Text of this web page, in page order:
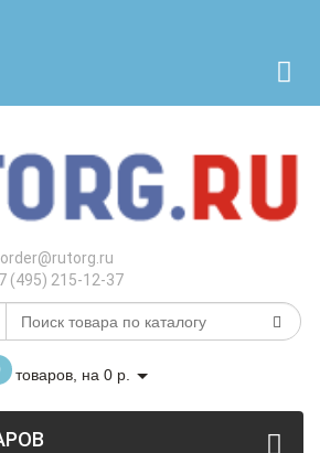
order@rutorg.ru
(495) 215-12-37
товаров, на 0 р.